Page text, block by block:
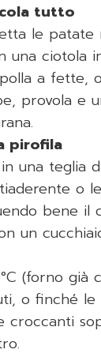
tutto
le
una ciotola
a fette,
provola e
pirofila
una teglia
o
bene il
un
(forno già
o finché le
croccanti